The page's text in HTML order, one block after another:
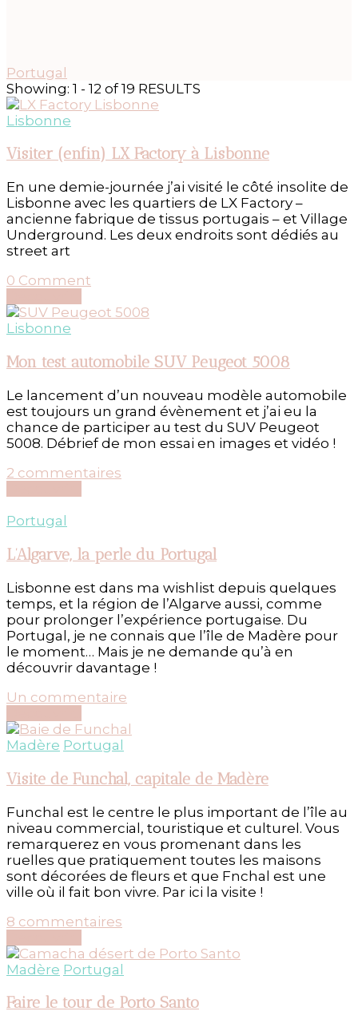
Portugal
Showing: 1 - 12 of 19 RESULTS
Lisbonne
Visiter (enfin) LX Factory à Lisbonne
En une demie-journée j’ai visité le côté insolite de
Lisbonne avec les quartiers de LX Factory –
ancienne fabrique de tissus portugais – et Village
Underground. Les deux endroits sont dédiés au
street art
0 Comment
(enfin)
à
Lisbonne
Mon test automobile SUV Peugeot 5008
Le lancement d’un nouveau modèle automobile
est toujours un grand évènement et j’ai eu la
chance de participer au test du SUV Peugeot
5008. Débrief de mon essai en images et vidéo !
2 commentaires
Peugeot
Portugal
L’Algarve, la perle du Portugal
Lisbonne est dans ma wishlist depuis quelques
temps, et la région de l’Algarve aussi, comme
pour prolonger l’expérience portugaise. Du
Portugal, je ne connais que l’île de Madère pour
le moment… Mais je ne demande qu’à en
découvrir davantage !
Un commentaire
la
Portugal
Madère Portugal
Visite de Funchal, capitale de Madère
Funchal est le centre le plus important de l’île au
niveau commercial, touristique et culturel. Vous
remarquerez en vous promenant dans les
ruelles que pratiquement toutes les maisons
sont décorées de fleurs et que Fnchal est une
ville où il fait bon vivre. Par ici la visite !
8 commentaires
de
Funchal,
de
Madère Portugal
Faire le tour de Porto Santo